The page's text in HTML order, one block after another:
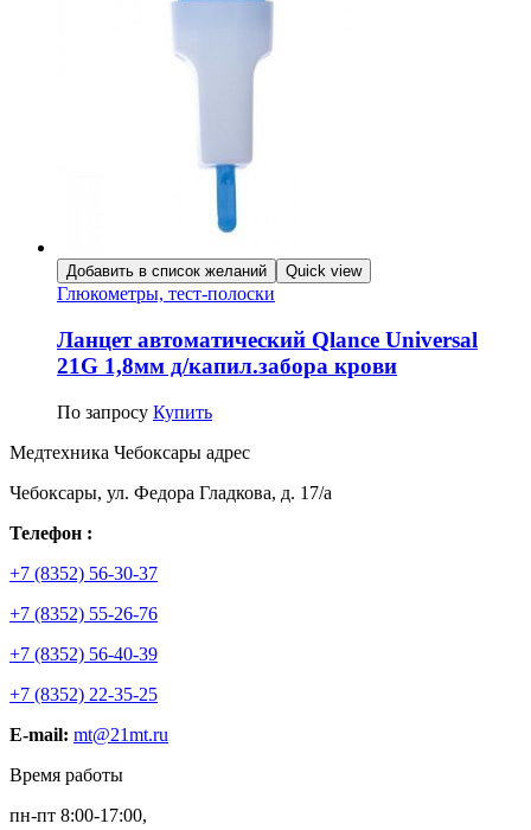
Добавить в список желаний Quick view
Глюкометры, тест-полоски
Ланцет автоматический Qlance Universal
21G 1,8мм д/капил.забора крови
По запросу Купить
Медтехника Чебоксары адрес
Чебоксары, ул. Федора Гладкова, д. 17/а
Телефон :
+7 (8352) 56-30-37
+7 (8352) 55-26-76
+7 (8352) 56-40-39
+7 (8352) 22-35-25
E-mail: mt@21mt.ru
Время работы
пн-пт 8:00-17:00,